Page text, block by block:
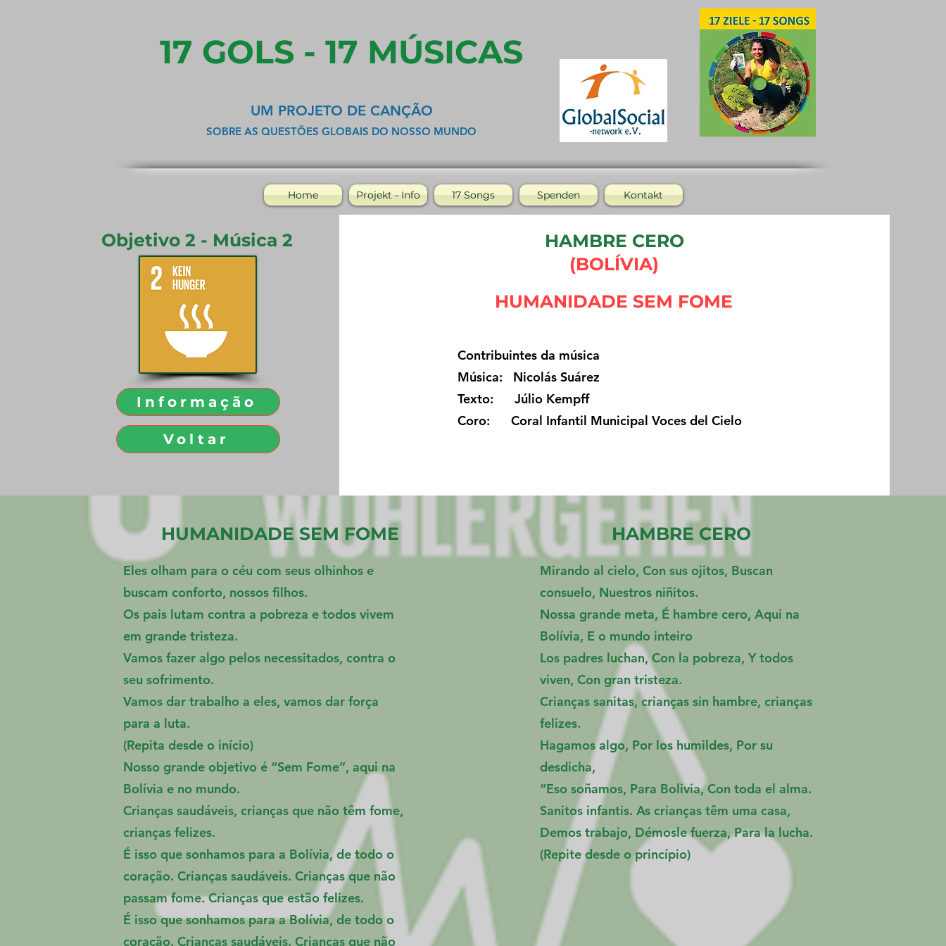
17 GOLS - 17 MÚSICAS
UM PROJETO DE CANÇÃO
SOBRE AS QUESTÕES GLOBAIS DO NOSSO MUNDO
Home Projekt - Info 17 Songs Spenden Kontakt
Objetivo 2 - Música 2
Informação
Voltar
HAMBRE CERO
(BOLÍVIA)
HUMANIDADE SEM FOME
Contribuintes da música
Música: Nicolás Suárez
Texto: Júlio Kempff
Coro: Coral Infantil Municipal Voces del Cielo
HUMANIDADE SEM FOME
Eles olham para o céu com seus olhinhos e
buscam conforto, nossos filhos.
Os pais lutam contra a pobreza e todos vivem
em grande tristeza.
Vamos fazer algo pelos necessitados, contra o
seu sofrimento.
Vamos dar trabalho a eles, vamos dar força
para a luta.
(Repita desde o início)
Nosso grande objetivo é “Sem Fome”, aqui na
Bolívia e no mundo.
Crianças saudáveis, crianças que não têm fome,
crianças felizes.
É isso que sonhamos para a Bolívia, de todo o
coração. Crianças saudáveis. Crianças que não
passam fome. Crianças que estão felizes.
É isso que sonhamos para a Bolívia, de todo o
coração. Crianças saudáveis. Crianças que não
HAMBRE CERO
Mirando al cielo, Con sus ojitos, Buscan
consuelo, Nuestros niñitos.
Nossa grande meta, É hambre cero, Aqui na
Bolívia, E o mundo inteiro
Los padres luchan, Con la pobreza, Y todos
viven, Con gran tristeza.
Crianças sanitas, crianças sin hambre, crianças
felizes.
Hagamos algo, Por los humildes, Por su
desdicha,
“Eso soñamos, Para Bolivia, Con toda el alma.
Sanitos infantis. As crianças têm uma casa,
Demos trabajo, Démosle fuerza, Para la lucha.
(Repite desde o princípio)